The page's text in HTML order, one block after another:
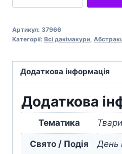
Giraffe
кількість
Артикул: 37966
Категорії: Всі дакімакури,
Додаткова інформація
Додаткова
Тематика
Свято / Подія День